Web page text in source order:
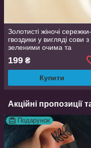
Золотисті жіночі сережки-
гвоздики у вигляді сови з
зеленими очима та
червоним кристалом 1.4
см LuxAurum398
199 ₴
Купити
Акційні пропозиції
Подарунок